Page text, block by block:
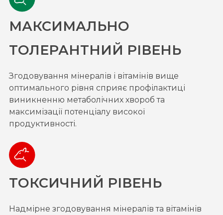
МАКСИМАЛЬНО
ТОЛЕРАНТНИЙ РІВЕНЬ
Згодовування мінералів і вітамінів вище
оптимального рівня сприяє профілактиці
виникненню метаболічних хвороб та
максимізації потенціалу високої
продуктивності.
ТОКСИЧНИЙ РІВЕНЬ
Надмірне згодовування мінералів та вітамінів